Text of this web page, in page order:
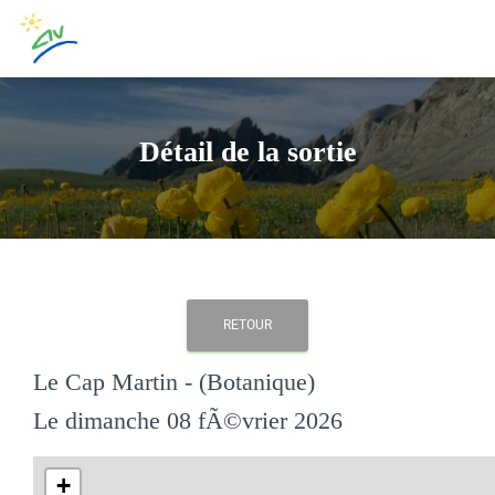
Détail de la sortie
RETOUR
Le Cap Martin - (Botanique)
Le dimanche 08 fÃ©vrier 2026
+